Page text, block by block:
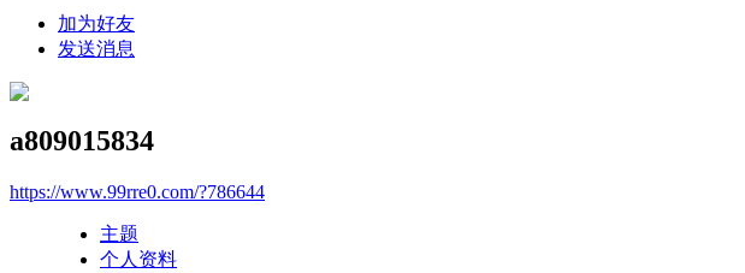
加为好友
发送消息
a809015834
https://www.99rre0.com/?786644
主题
个人资料